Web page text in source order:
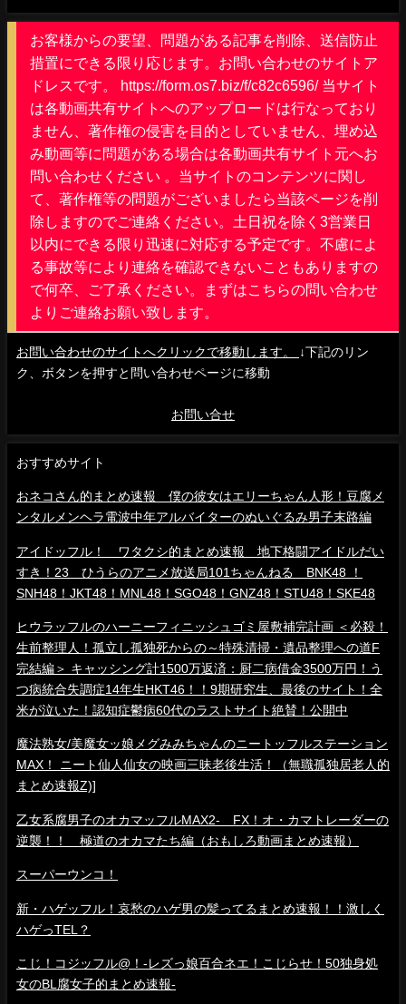
お客様からの要望、問題がある記事を削除、送信防止
措置にできる限り応じます。お問い合わせのサイトア
ドレスです。 https://form.os7.biz/f/c82c6596/ 当サイト
は各動画共有サイトへのアップロードは行なっており
ません、著作権の侵害を目的としていません、埋め込
み動画等に問題がある場合は各動画共有サイト元へお
問い合わせください 。当サイトのコンテンツに関し
て、著作権等の問題がございましたら当該ページを削
除しますのでご連絡ください。土日祝を除く3営業日
以内にできる限り迅速に対応する予定です。不慮によ
る事故等により連絡を確認できないこともありますの
で何卒、ご了承ください。まずはこちらの問い合わせ
よりご連絡お願い致します。
お問い合わせのサイトへクリックで移動します。
↓下記のリン
ク、ボタンを押すと問い合わせページに移動
お問い合せ
おすすめサイト
おネコさん的まとめ速報 僕の彼女はエリーちゃん人形！豆腐メ
ンタルメンヘラ電波中年アルバイターのぬいぐるみ男子末路編
アイドッフル！ ワタクシ的まとめ速報 地下格闘アイドルだい
すき！23 ひうらのアニメ放送局101ちゃんねる BNK48 ！
SNH48！JKT48！MNL48！SGO48！GNZ48！STU48！SKE48
ヒウラッフルのハーニーフィニッシュゴミ屋敷補完計画 ＜必殺！
生前整理人！孤立し孤独死からの～特殊清掃・遺品整理への道F
完結編＞ キャッシング計1500万返済：厨二病借金3500万円！う
つ病統合失調症14年生HKT46！！9期研究生、最後のサイト！全
米が泣いた！認知症鬱病60代のラストサイト絶賛！公開中
魔法熟女/美魔女ッ娘メグみみちゃんのニートッフルステーション
MAX！ ニート仙人仙女の映画三昧老後生活！（無職孤独居老人的
まとめ速報Z)]
乙女系腐男子のオカマッフルMAX2- FX！オ・カマトレーダーの
逆襲！！ 極道のオカマたち編（おもしろ動画まとめ速報）
スーパーウンコ！
新・ハゲッフル！哀愁のハゲ男の髪ってるまとめ速報！！激しく
ハゲっTEL？
こじ！コジッフル@！-レズっ娘百合ネエ！こじらせ！50独身処
女のBL腐女子的まとめ速報-